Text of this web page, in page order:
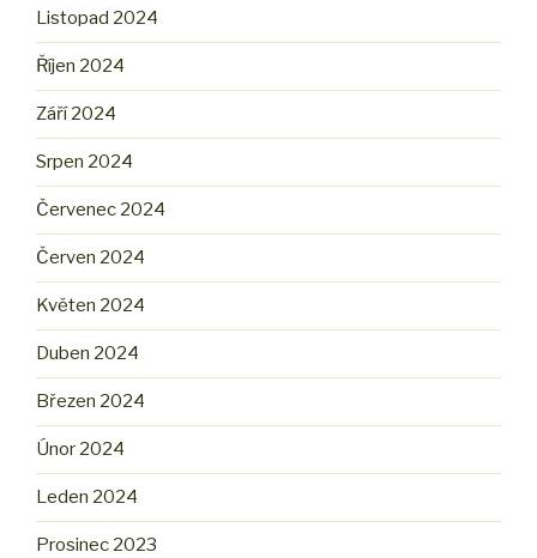
Listopad 2024
Říjen 2024
Září 2024
Srpen 2024
Červenec 2024
Červen 2024
Květen 2024
Duben 2024
Březen 2024
Únor 2024
Leden 2024
Prosinec 2023